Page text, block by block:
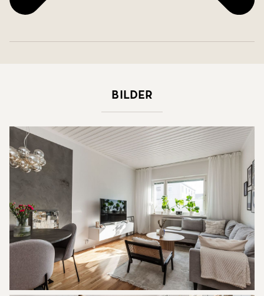
Bilder